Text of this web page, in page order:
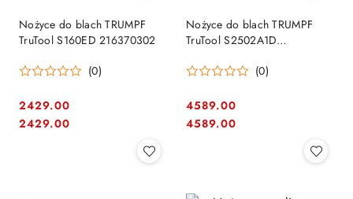
Nożyce do blach TRUMPF
TruTool S160ED 216370302
(0)
Cena:
2429.00
Cena:
2429.00
Nożyce do blach TRUMPF
TruTool S2502A1D
(0)
Cena:
4589.00
Cena:
4589.00